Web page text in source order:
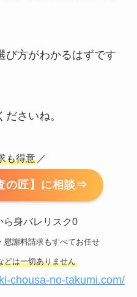
び方がわかるはずです
さいね。
も得意 ／
の匠】に相談⇒
ら身バレリスク0
慰謝料請求もすべてお任せ
は一切ありません
chousa-no-takumi.com/